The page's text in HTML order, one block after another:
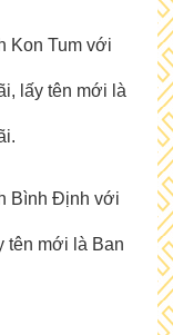
Kon Tum với
lấy tên mới là
Bình Định với
tên mới là Ban